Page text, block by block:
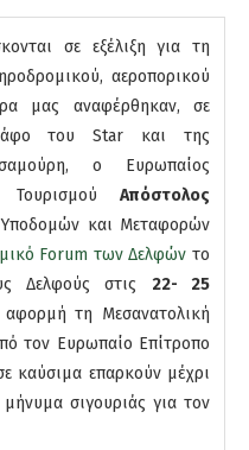
σε εξέλιξη για τη
αεροπορικού
μας αναφέρθηκαν, σε
του Star και της
ο Ευρωπαίος
Τουρισμού Απόστολος
και Μεταφορών
Forum των Δελφών το
Δελφούς στις 22- 25
τη Μεσανατολική
τον Ευρωπαίο Επίτροπο
καύσιμα επαρκούν μέχρι
μήνυμα σιγουριάς για τον